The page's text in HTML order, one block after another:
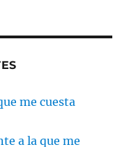
me cuesta
a la que me